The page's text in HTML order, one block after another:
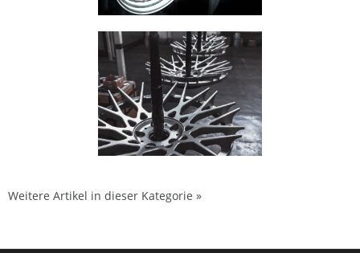
Weitere Artikel in dieser Kategorie »